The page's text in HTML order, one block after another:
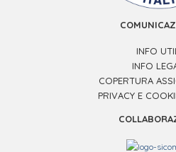
INFO
INFO
COPERTURA
PRIVACY E